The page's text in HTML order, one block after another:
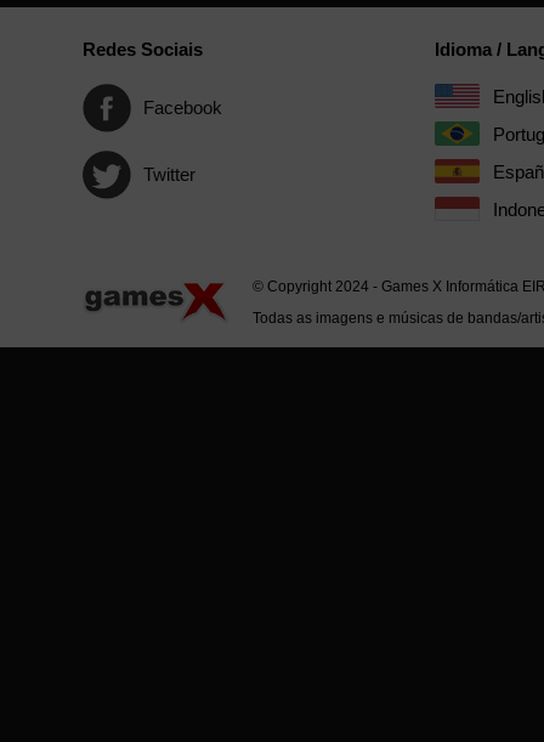
Redes Sociais
Facebook
Twitter
Idioma /
© Copyright 2024 - Games X Informática
Todas as imagens e músicas de bandas/